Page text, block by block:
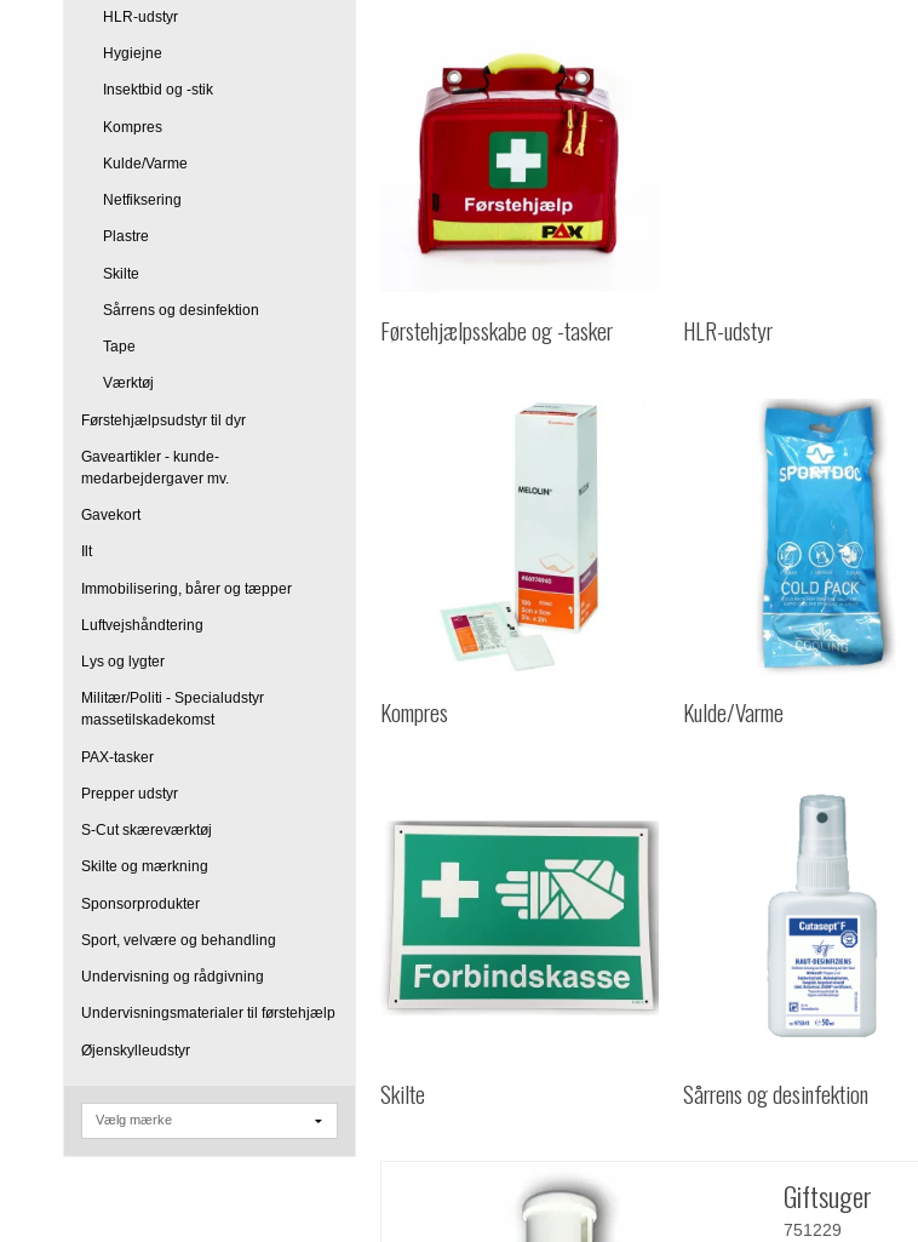
HLR-udstyr
Hygiejne
Insektbid og -stik
Kompres
Kulde/Varme
Netfiksering
Plastre
Skilte
Sårrens og desinfektion
Tape
Værktøj
Førstehjælpsudstyr til dyr
Gaveartikler - kunde-
medarbejdergaver mv.
Gavekort
Ilt
Immobilisering, bårer og tæpper
Luftvejshåndtering
Lys og lygter
Militær/Politi - Specialudstyr
massetilskadekomst
PAX-tasker
Prepper udstyr
S-Cut skæreværktøj
Skilte og mærkning
Sponsorprodukter
Sport, velvære og behandling
Undervisning og rådgivning
Undervisningsmaterialer til førstehjælp
Øjenskylleudstyr
Førstehjælpsskabe og -tasker HLR-udstyr
Kompres Kulde/Varme
Skilte Sårrens og desinfektion
Giftsuger
751229